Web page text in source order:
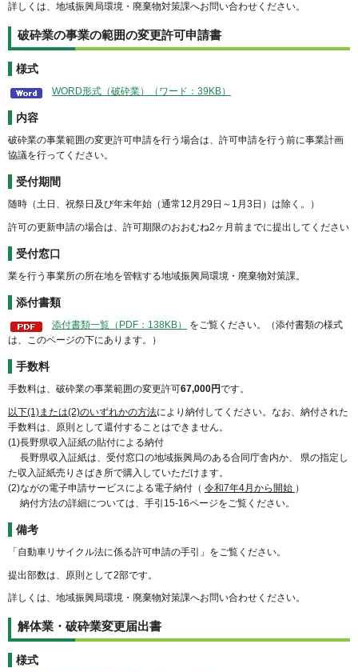
詳しくは、地域振興局環境・廃棄物対策課へお問い合わせください。
破砕業の事業の範囲の変更許可申請書
様式
WORD形式（破砕業）（ワード：39KB）
内容
破砕業の事業範囲の変更許可申請を行う場合は、許可申請を行う前に事業計画
協議を行ってください。
受付期間
随時（土日、祝祭日及び年末年始（通常12月29日～1月3日）は除く。）
許可の更新申請の場合は、許可期限のおおむね2ヶ月前までに提出してください
受付窓口
業を行う事業所の所在地を管轄する地域振興局環境・廃棄物対策課。
添付書類
添付書類一覧（PDF：138KB）
をご覧ください。（添付書類の様式
は、このページの下にあります。）
手数料
手数料は、破砕業の事業範囲の変更許可67,000円です。
以下(1)または(2)のいずれかの方法により納付してください。なお、納付された
手数料は、原則として還付することはできません。
(1)長野県収入証紙の貼付による納付
長野県収入証紙は、受付窓口の地域振興局のある合同庁舎内か、 県の指定し
た収入証紙売りさばき所で購入していただけます。
(2)ながの電子申請サービスによる電子納付（ 令和7年4月から開始 ）
納付方法の詳細については、手引15-16ページをご覧ください。
備考
「自動車リサイクル法に係る許可申請の手引」をご覧ください。
提出部数は、原則として2部です。
詳しくは、地域振興局環境・廃棄物対策課へお問い合わせください。
解体業・破砕業変更届出書
様式